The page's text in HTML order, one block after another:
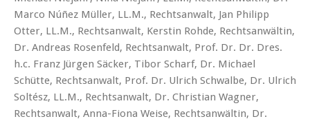
Marco Núñez Müller, LL.M., Rechtsanwalt, Jan Philipp
Otter, LL.M., Rechtsanwalt, Kerstin Rohde, Rechtsanwältin,
Dr. Andreas Rosenfeld, Rechtsanwalt, Prof. Dr. Dr. Dres.
h.c. Franz Jürgen Säcker, Tibor Scharf, Dr. Michael
Schütte, Rechtsanwalt, Prof. Dr. Ulrich Schwalbe, Dr. Ulrich
Soltész, LL.M., Rechtsanwalt, Dr. Christian Wagner,
Rechtsanwalt, Anna-Fiona Weise, Rechtsanwältin, Dr.